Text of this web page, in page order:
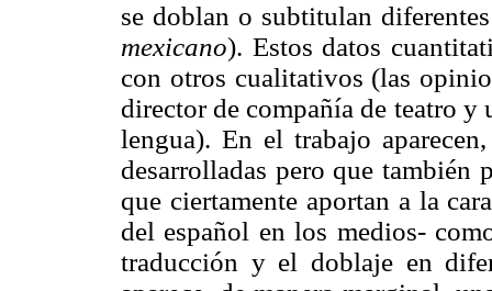
se doblan o subtitulan
mexicano). Estos datos
con otros cualitativos (las
director de compañía de teatro y
lengua). En el trabajo
desarrolladas pero que también
que ciertamente aportan a la
del español en los medios-
traducción y el doblaje en